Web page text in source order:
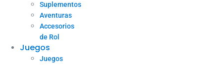
Suplementos
Aventuras
Accesorios
de Rol
Juegos
Juegos